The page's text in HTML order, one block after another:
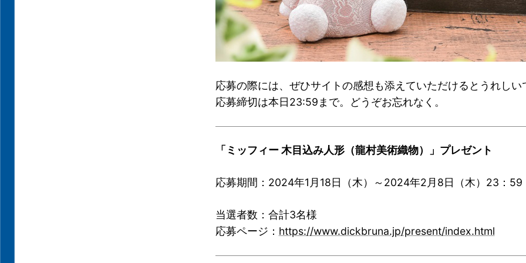
応募の際には、ぜひサイトの感想も添えていただけるとうれしい
応募締切は本日23:59まで。どうぞお忘れなく。
「ミッフィー 木目込み人形（龍村美術織物）」プレゼント
応募期間：2024年1月18日（木）～2024年2月8日（木）23：59
当選者数：合計3名様
応募ページ： https://www.dickbruna.jp/present/index.html